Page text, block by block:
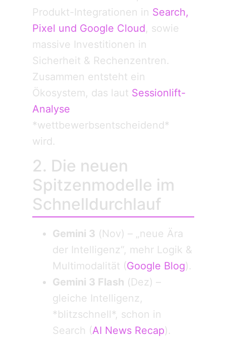
Produkt-Integrationen in Search,
Pixel und Google Cloud, sowie
massive Investitionen in
Sicherheit & Rechenzentren.
Zusammen entsteht ein
Ökosystem, das laut Sessionlift-
Analyse
*wettbewerbsentscheidend*
wird.
2. Die neuen
Spitzenmodelle im
Schnelldurchlauf
Gemini 3 (Nov) – „neue Ära
der Intelligenz“, mehr Logik &
Multimodalität (Google Blog).
Gemini 3 Flash (Dez) –
gleiche Intelligenz,
*blitzschnell*, schon in
Search (AI News Recap).